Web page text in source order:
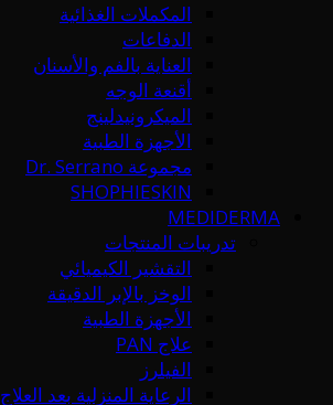
المكملات الغذائية
الدفاعات
العناية بالفم والأسنان
أقنعة الوجه
الميكرونيدلينج
الأجهزة الطبية
مجموعة Dr. Serrano
SHOPHIESKIN
MEDIDERMA
تدريبات المنتجات
التقشير الكيميائي
الوخز بالإبر الدقيقة
الأجهزة الطبية
علاج PAN
الفيلرز
الرعاية المنزلية بعد العلاج